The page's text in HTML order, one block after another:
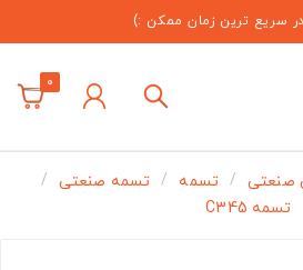
سریع ترین زمان ممکن :)
0
صنعتی تسمه
تسمه صنعتی
تسمه C345